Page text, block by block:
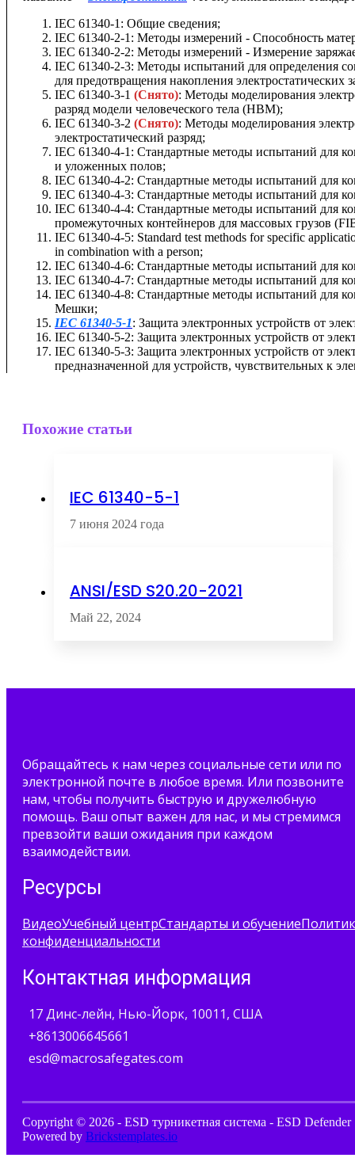
IEC 61340-1: Общие сведения;
IEC 61340-2-1: Методы измерений - Способность
IEC 61340-2-2: Методы измерений - Измерение
IEC 61340-2-3: Методы испытаний для определения
для предотвращения накопления электростатических
IEC 61340-3-1 (Снято): Методы моделирования
разряд модели человеческого тела (HBM);
IEC 61340-3-2 (Снято): Методы моделирования
электростатический разряд;
IEC 61340-4-1: Стандартные методы испытаний для
и уложенных полов;
IEC 61340-4-2: Стандартные методы испытаний для
IEC 61340-4-3: Стандартные методы испытаний для
IEC 61340-4-4: Стандартные методы испытаний для
промежуточных контейнеров для массовых грузов
IEC 61340-4-5: Standard test methods for specific
in combination with a person;
IEC 61340-4-6: Стандартные методы испытаний для
IEC 61340-4-7: Стандартные методы испытаний для
IEC 61340-4-8: Стандартные методы испытаний для
Мешки;
IEC 61340-5-1: Защита электронных устройств от
IEC 61340-5-2: Защита электронных устройств от
IEC 61340-5-3: Защита электронных устройств от
предназначенной для устройств, чувствительных к
Похожие статьи
IEC 61340-5-1
7 июня 2024 года
ANSI/ESD S20.20-2021
Май 22, 2024
Обращайтесь к нам через социальные сети или по
электронной почте в любое время. Или позвоните
нам, чтобы получить быструю и дружелюбную
помощь. Ваш опыт важен для нас, и мы стремимся
превзойти ваши ожидания при каждом
взаимодействии.
Ресурсы
ВидеоУчебный центрСтандарты и обучение
конфиденциальности
Контактная информация
17 Динс-лейн, Нью-Йорк, 10011, США
+8613006645661
esd@macrosafegates.com
Copyright © 2026 - ESD турникетная система - ESD Defender
Powered by Brickstemplates.io